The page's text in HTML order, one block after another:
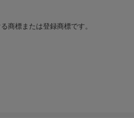
商標または登録商標です。